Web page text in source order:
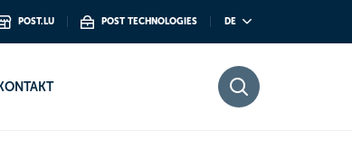
POST.LU POST TECHNOLOGIES DE